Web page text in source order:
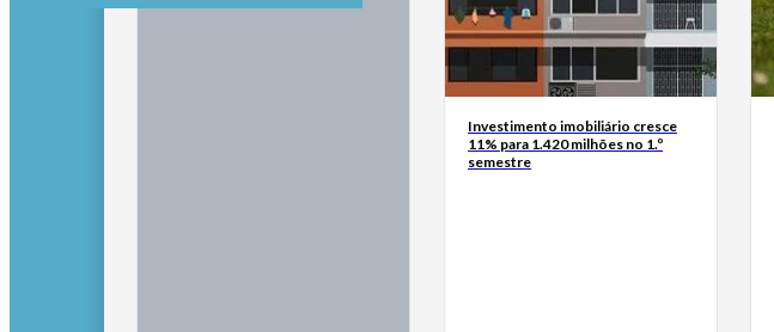
Investimento imobiliário cresce
11% para 1.420 milhões no 1.º
semestre